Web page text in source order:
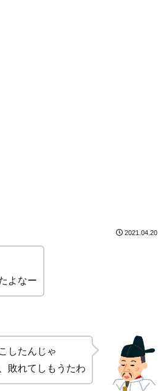
2021.04.20
よなー
したんじゃ
敗れてしもうたわ